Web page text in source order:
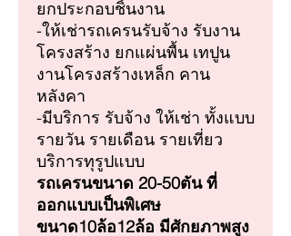
ยกประกอบชิ้นงาน
-ให้เช่ารถเครนรับจ้าง รับงาน
โครงสร้าง ยกแผ่นพื้น เทปูน
งานโครงสร้างเหล็ก คาน
หลังคา
-มีบริการ รับจ้าง ให้เช่า ทั้งแบบ
รายวัน รายเดือน รายเที่ยว
บริการทุรูปแบบ
รถเครนขนาด 20-50ตัน ที่
ออกแบบเป็นพิเศษ
ขนาด10ล้อ12ล้อ มีศักยภาพสูง